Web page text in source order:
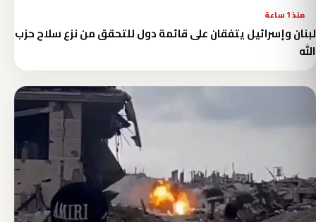
منذ 1 ساعة
لبنان وإسرائيل يتفقان على قائمة دول للتحقق من نزع سلاح حزب
الله